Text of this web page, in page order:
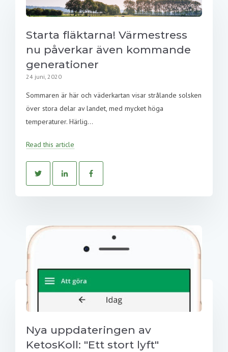
Starta fläktarna! Värmestress
nu påverkar även kommande
generationer
24 juni, 2020
Sommaren är här och väderkartan visar strålande solsken
över stora delar av landet, med mycket höga
temperaturer. Härlig...
Read this article
Nya uppdateringen av
KetosKoll: "Ett stort lyft"